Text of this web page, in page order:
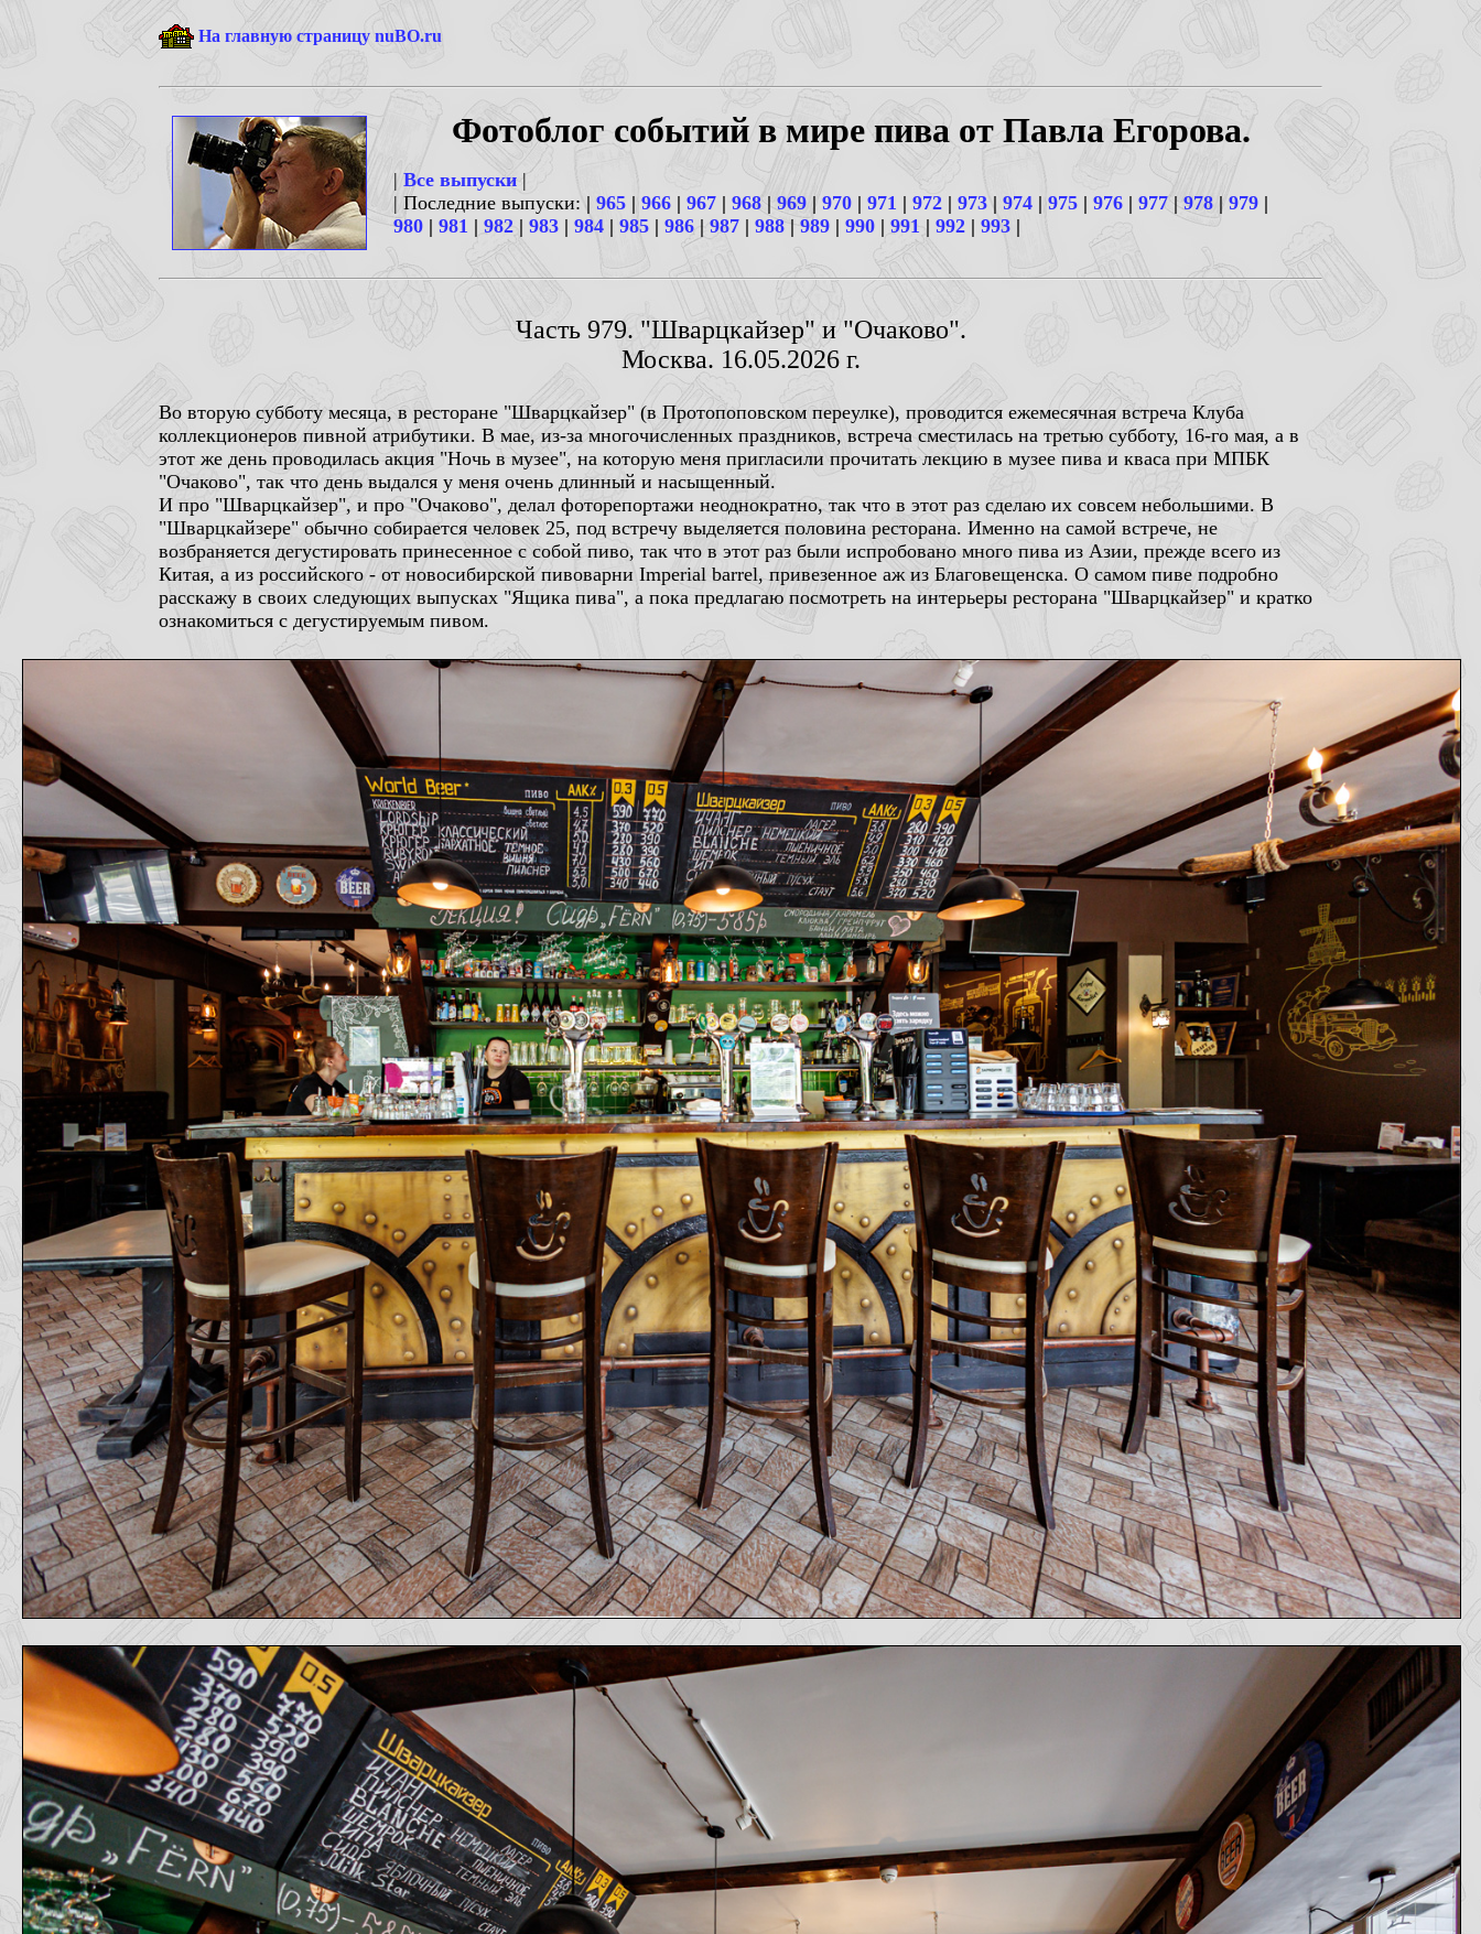
На главную страницу nuBO.ru
Фотоблог событий в мире пива от Павла Егорова.
| Все выпуски |
| Последние выпуски: | 965 | 966 | 967 | 968| 969 | 970 | 971 | 972 | 973 | 974 | 975 | 976 | 977| 978 | 979 |
980 | 981 | 982 | 983 | 984 | 985 | 986 | 987 | 988|989 | 990 | 991 | 992 | 993 |
Часть 979. "Шварцкайзер" и "Очаково".
Москва. 16.05.2026 г.
Во вторую субботу месяца, в ресторане "Шварцкайзер" (в Протопоповском переулке), проводится ежемесячная встреча Клуба
коллекционеров пивной атрибутики. В мае, из-за многочисленных праздников, встреча сместилась на третью субботу, 16-го мая, а в
этот же день проводилась акция "Ночь в музее", на которую меня пригласили прочитать лекцию в музее пива и кваса при МПБК
"Очаково", так что день выдался у меня очень длинный и насыщенный.
И про "Шварцкайзер", и про "Очаково", делал фоторепортажи неоднократно, так что в этот раз сделаю их совсем небольшими. В
"Шварцкайзере" обычно собирается человек 25, под встречу выделяется половина ресторана. Именно на самой встрече, не
возбраняется дегустировать принесенное с собой пиво, так что в этот раз были испробовано много пива из Азии, прежде всего из
Китая, а из российского - от новосибирской пивоварни Imperial barrel, привезенное аж из Благовещенска. О самом пиве подробно
расскажу в своих следующих выпусках "Ящика пива", а пока предлагаю посмотреть на интерьеры ресторана "Шварцкайзер" и кратко
ознакомиться с дегустируемым пивом.